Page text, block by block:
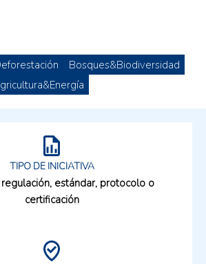
Bosques&Biodiversidad
TIPO DE INICIATIVA
estándar, protocolo o
certificación